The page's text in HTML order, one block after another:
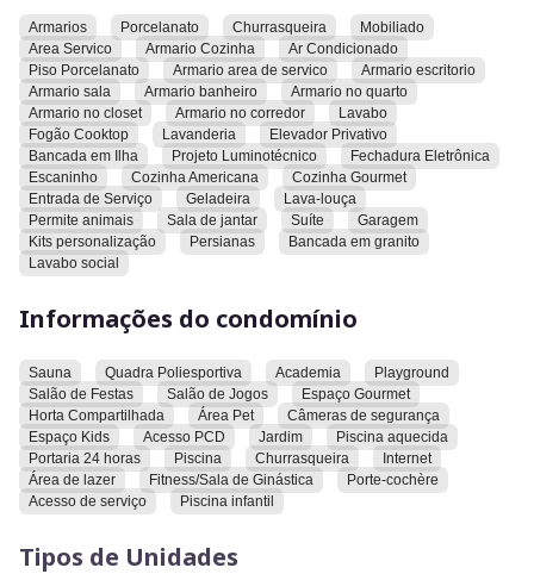
O condomínio possui sauna, quadra poliesportiva, academia,
playground, salão de festas, salão de jogos, espaço gourmet,
horta compartilhada e área pet. O condomínio é equipado
com câmeras de segurança e espaço kids. O acesso é
adequado para pessoas com deficiência. Há um jardim,
piscina aquecida, portaria 24 horas, churrasqueira e internet.
A área de lazer inclui fitness/sala de ginástica. O condomínio
possui porte-cochère, acesso de serviço e piscina infantil.
Convidamos você a conhecer este imóvel e explorar todas as
Armarios Porcelanato Churrasqueira
Mobiliado
Area Servico
Armario Cozinha
Ar Condicionado
Piso Porcelanato
Armario area de servico
Armario escritorio
Armario sala
Armario banheiro
Armario no quarto
Armario no closet
Armario no corredor
Lavabo
Fogão Cooktop
Lavanderia
Elevador Privativo
Bancada em Ilha
Projeto Luminotécnico
Fechadura Eletrônica
Escaninho
Cozinha Americana
Cozinha Gourmet
Entrada de Serviço
Geladeira
Lava-louça
Permite animais
Sala de jantar Suíte
Garagem
Kits personalização
Persianas
Bancada em granito
Lavabo social
Informações do condomínio
Sauna Quadra Poliesportiva Academia
Playground
Salão de Festas
Salão de Jogos
Espaço Gourmet
Horta Compartilhada
Área Pet
Câmeras de segurança
Espaço Kids
Acesso PCD Jardim
Piscina aquecida
Portaria 24 horas
Piscina Churrasqueira
Internet
Área de lazer
Fitness/Sala de Ginástica
Porte-cochère
Acesso de serviço
Piscina infantil
Tipos de Unidades